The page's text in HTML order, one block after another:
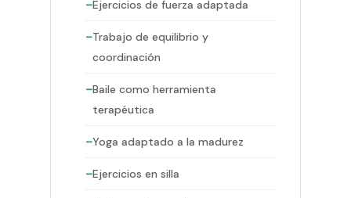
Ejercicios de fuerza adaptada
Trabajo de equilibrio y
coordinación
Baile como herramienta
terapéutica
Yoga adaptado a la madurez
Ejercicios en silla